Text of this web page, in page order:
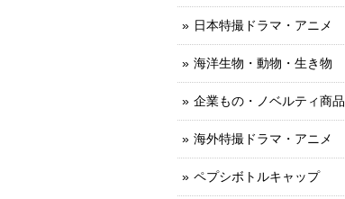
日本特撮ドラマ・アニメ
海洋生物・動物・生き物
企業もの・ノベルティ商品
海外特撮ドラマ・アニメ
ペプシボトルキャップ